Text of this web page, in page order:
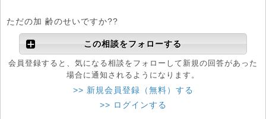
ただの加 齢のせいですか??
この相談をフォローする
会員登録すると、気になる相談をフォローして新規の回答があった
場合に通知されるようになります。
>> 新規会員登録（無料）する
>> ログインする